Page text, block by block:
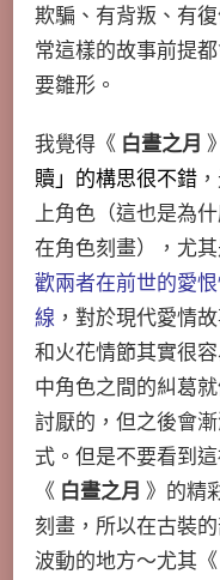
欺騙、有背叛、有
常這樣的故事前提
要雛形。
我覺得《 白晝之月 》
贖」的構思很不錯
上角色（這也是為
在角色刻畫），尤
歡兩者在前世的愛
線 ，對於現代愛情
和火花情節其實很
中角色之間的糾葛
討厭的，但之後會
式。但是不要看到
《 白晝之月 》的精
刻畫，所以在古裝
波動的地方～尤其《